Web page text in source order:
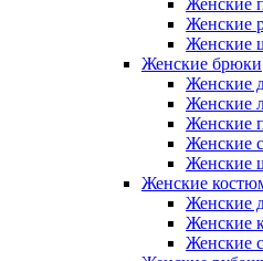
Женские
Женские
Женские брюки
Женские
Женские
Женские
Женские
Женские
Женские
Женские
Женские
Женские